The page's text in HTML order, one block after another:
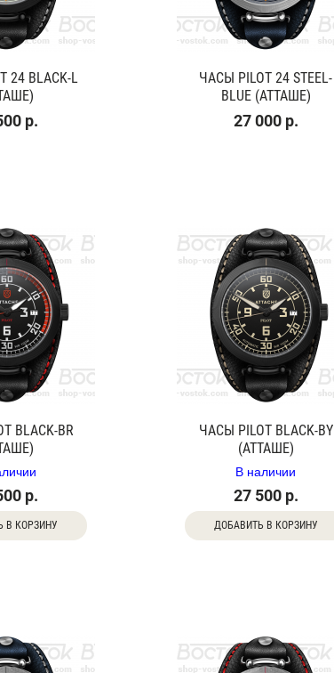
24 BLACK-L
р.
ЧАСЫ PILOT 24 STEEL-
BLUE (АТТАШЕ)
27 000 р.
BLACK-BR
р.
В КОРЗИНУ
ЧАСЫ PILOT BLACK-BY
(АТТАШЕ)
В наличии
27 500 р.
ДОБАВИТЬ В КОРЗИНУ